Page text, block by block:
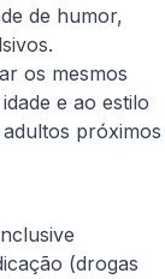
de humor,
os mesmos
e ao estilo
próximos
(drogas